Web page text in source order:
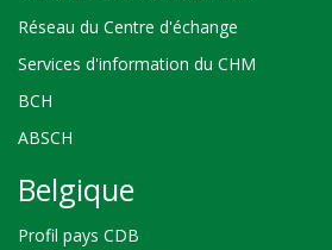
Réseau du Centre d'échange
Services d'information du CHM
BCH
ABSCH
Belgique
Profil pays CDB